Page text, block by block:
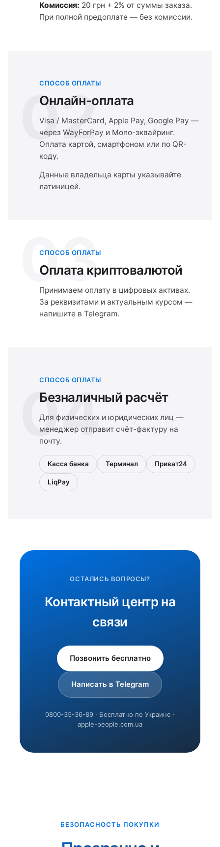
Комиссия: 20 грн + 2% от суммы заказа.
При полной предоплате — без комиссии.
02
СПОСОБ ОПЛАТЫ
Онлайн-оплата
Visa / MasterCard, Apple Pay, Google Pay —
через WayForPay и Mono-эквайринг.
Оплата картой, смартфоном или по QR-
коду.
Данные владельца карты указывайте
латиницей.
03
СПОСОБ ОПЛАТЫ
Оплата криптовалютой
Принимаем оплату в цифровых активах.
За реквизитами и актуальным курсом —
напишите в Telegram.
04
СПОСОБ ОПЛАТЫ
Безналичный расчёт
Для физических и юридических лиц —
менеджер отправит счёт-фактуру на
почту.
Касса банка Терминал Приват24
LiqPay
ОСТАЛИСЬ ВОПРОСЫ?
Контактный центр на
связи
Позвонить бесплатно
Написать в Telegram
0800-35-36-89 · Бесплатно по Украине ·
apple-people.com.ua
БЕЗОПАСНОСТЬ ПОКУПКИ